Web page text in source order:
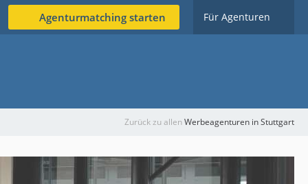
Agenturmatching starten Für Agenturen
Zurück zu allenWerbeagenturen in Stuttgart